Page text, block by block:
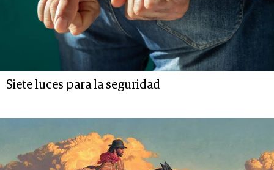
Siete luces para la seguridad